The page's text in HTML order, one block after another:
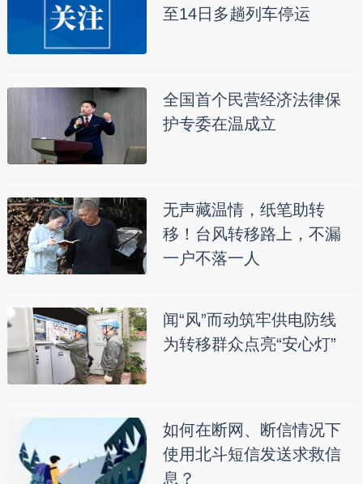
至14日多趟列车停运
全国首个民营经济法律保
护专委在温成立
无声藏温情，纸笔助转
移！台风转移路上，不漏
一户不落一人
闻“风”而动筑牢供电防线
为转移群众点亮“安心灯”
如何在断网、断信情况下
使用北斗短信发送求救信
息？